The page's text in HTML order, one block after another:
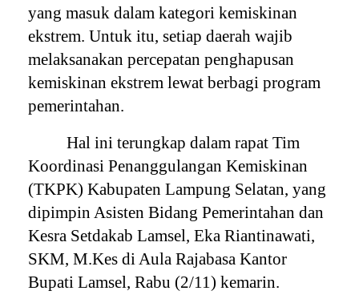
yang masuk dalam kategori kemiskinan
ekstrem. Untuk itu, setiap daerah wajib
melaksanakan percepatan penghapusan
kemiskinan ekstrem lewat berbagi program
pemerintahan.
Hal ini terungkap dalam rapat Tim
Koordinasi Penanggulangan Kemiskinan
(TKPK) Kabupaten Lampung Selatan, yang
dipimpin Asisten Bidang Pemerintahan dan
Kesra Setdakab Lamsel, Eka Riantinawati,
SKM, M.Kes di Aula Rajabasa Kantor
Bupati Lamsel, Rabu (2/11) kemarin.